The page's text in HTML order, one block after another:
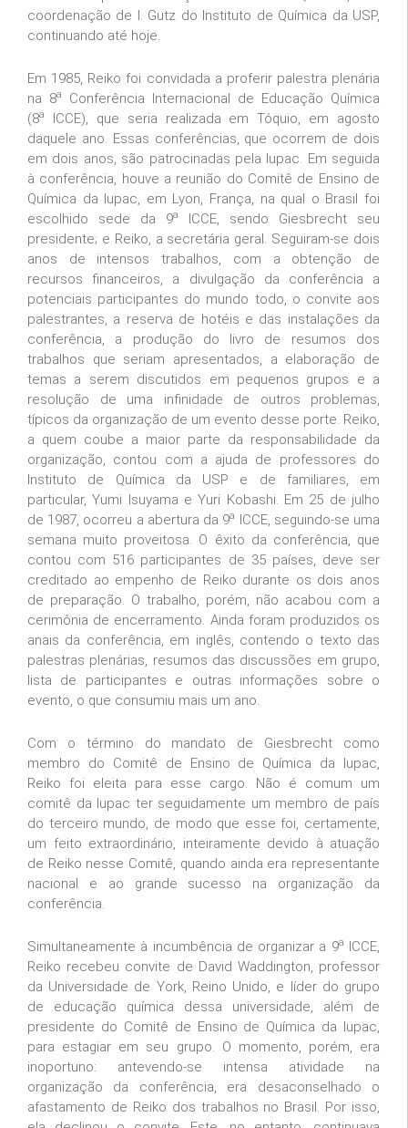
coordenação de I. Gutz do Instituto de Química da USP,
continuando até hoje.
Em 1985, Reiko foi convidada a proferir palestra plenária
na 8a
Conferência Internacional de Educação Química
(8a
ICCE), que seria realizada em Tóquio, em agosto
daquele ano. Essas conferências, que ocorrem de dois
em dois anos, são patrocinadas pela Iupac. Em seguida
à conferência, houve a reunião do Comitê de Ensino de
Química da Iupac, em Lyon, França, na qual o Brasil foi
escolhido sede da 9a
ICCE, sendo Giesbrecht seu
presidente; e Reiko, a secretária geral. Seguiram-se dois
anos de intensos trabalhos, com a obtenção de
recursos financeiros, a divulgação da conferência a
potenciais participantes do mundo todo, o convite aos
palestrantes, a reserva de hotéis e das instalações da
conferência, a produção do livro de resumos dos
trabalhos que seriam apresentados, a elaboração de
temas a serem discutidos em pequenos grupos e a
resolução de uma infinidade de outros problemas,
típicos da organização de um evento desse porte. Reiko,
a quem coube a maior parte da responsabilidade da
organização, contou com a ajuda de professores do
Instituto de Química da USP e de familiares, em
particular, Yumi Isuyama e Yuri Kobashi. Em 25 de julho
de 1987, ocorreu a abertura da 9a ICCE, seguindo-se uma
semana muito proveitosa. O êxito da conferência, que
contou com 516 participantes de 35 países, deve ser
creditado ao empenho de Reiko durante os dois anos
de preparação. O trabalho, porém, não acabou com a
cerimônia de encerramento. Ainda foram produzidos os
anais da conferência, em inglês, contendo o texto das
palestras plenárias, resumos das discussões em grupo,
lista de participantes e outras informações sobre o
evento, o que consumiu mais um ano.
Com o término do mandato de Giesbrecht como
membro do Comitê de Ensino de Química da Iupac,
Reiko foi eleita para esse cargo. Não é comum um
comitê da Iupac ter seguidamente um membro de país
do terceiro mundo, de modo que esse foi, certamente,
um feito extraordinário, inteiramente devido à atuação
de Reiko nesse Comitê, quando ainda era representante
nacional e ao grande sucesso na organização da
conferência.
Simultaneamente à incumbência de organizar a 9a ICCE,
Reiko recebeu convite de David Waddington, professor
da Universidade de York, Reino Unido, e líder do grupo
de educação química dessa universidade, além de
presidente do Comitê de Ensino de Química da Iupac,
para estagiar em seu grupo. O momento, porém, era
inoportuno: antevendo-se intensa atividade na
organização da conferência, era desaconselhado o
afastamento de Reiko dos trabalhos no Brasil. Por isso,